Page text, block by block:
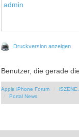
admin
Druckversion anzeigen
Benutzer, die gerade
Apple iPhone Forum iSZENE
Portal News